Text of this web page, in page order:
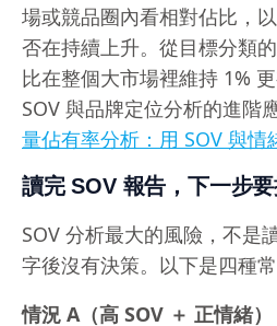
場或競品圈內看相對佔比，
否在持續上升。從目標分類
比在整個大市場裡維持 1%
SOV 與品牌定位分析的進階
量佔有率分析：用 SOV 與情
讀完 SOV 報告，下一步
SOV 分析最大的風險，不是
字後沒有決策。以下是四種
情況 A（高 SOV ＋ 正情緒）